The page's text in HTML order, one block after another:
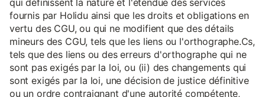
qui définissent la nature et l'étendue des services
fournis par Holidu ainsi que les droits et obligations en
vertu des CGU, ou qui ne modifient que des détails
mineurs des CGU, tels que les liens ou l'orthographe.Cs,
tels que des liens ou des erreurs d'orthographe qui ne
sont pas exigés par la loi, ou (ii) des changements qui
sont exigés par la loi, une décision de justice définitive
ou un ordre contraignant d'une autorité compétente,